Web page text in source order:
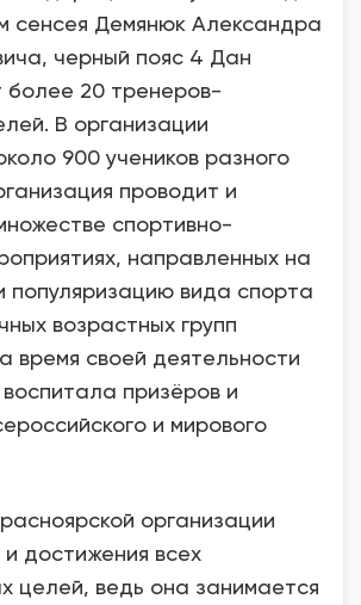
сенсея Демянюк Александра
черный пояс 4 Дан
более 20 тренеров-
В организации
900 учеников разного
проводит и
спортивно-
направленных на
популяризацию вида спорта
возрастных групп
время своей деятельности
призёров и
и мирового
организации
достижения всех
целей, ведь она занимается